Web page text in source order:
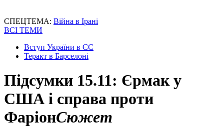
СПЕЦТЕМА: Війна в Ірані
ВСІ ТЕМИ
Вступ України в ЄС
Теракт в Барселоні
Підсумки 15.11: Єрмак у
США і справа проти
ФаріонСюжет